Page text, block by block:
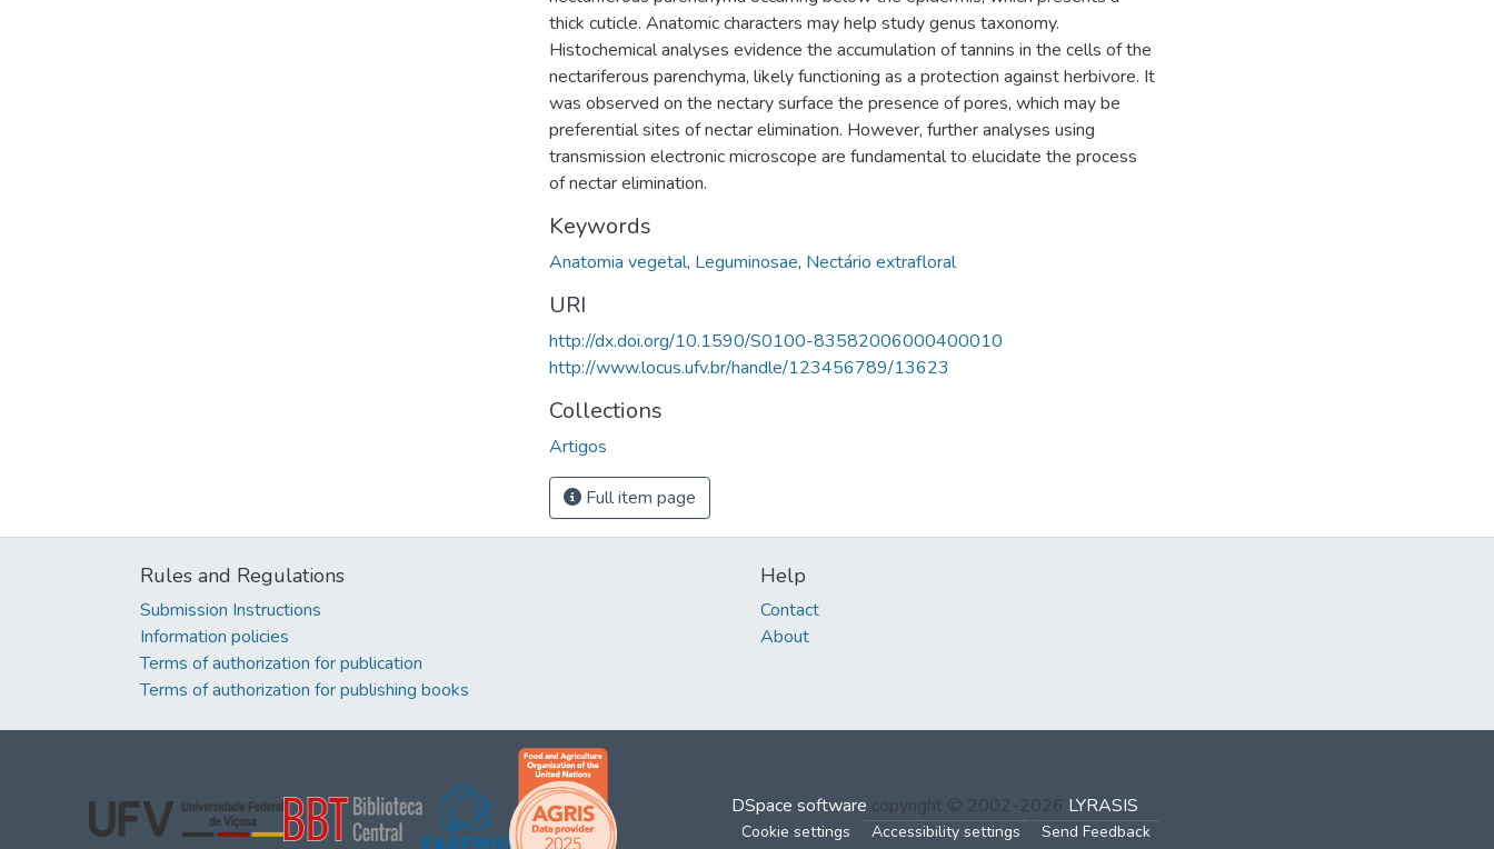
thick cuticle. Anatomic characters may help study genus taxonomy.
Histochemical analyses evidence the accumulation of tannins in the cells of the
nectariferous parenchyma, likely functioning as a protection against herbivore. It
was observed on the nectary surface the presence of pores, which may be
preferential sites of nectar elimination. However, further analyses using
transmission electronic microscope are fundamental to elucidate the process
of nectar elimination.
Keywords
Anatomia vegetal, Leguminosae, Nectário extrafloral
URI
http://dx.doi.org/10.1590/S0100-83582006000400010
http://www.locus.ufv.br/handle/123456789/13623
Collections
Artigos
Full item page
Rules and Regulations
Submission Instructions
Information policies
Terms of authorization for publication
Terms of authorization for publishing books
Help
Contact
About
DSpace software copyright © 2002-2026 LYRASIS
Cookie settings Accessibility settings Send Feedback